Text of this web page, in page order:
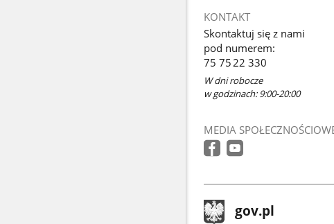
KONTAKT
Skontaktuj się z nami
pod numerem:
75 75 22 330
W dni robocze
w godzinach: 9:00-20:00
MEDIA
stopka
gov.pl Strona
gov.pl